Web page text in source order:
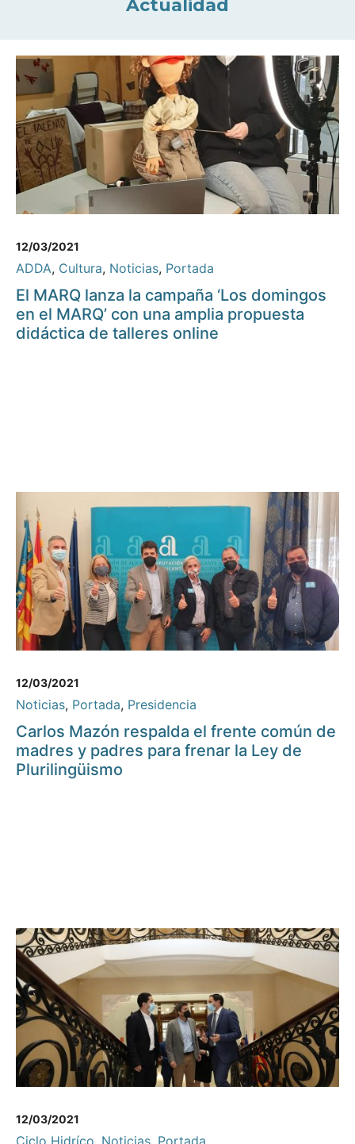
Actualidad
12/03/2021
ADDA, Cultura, Noticias, Portada
El MARQ lanza la campaña ‘Los domingos
en el MARQ’ con una amplia propuesta
didáctica de talleres online
12/03/2021
Noticias, Portada, Presidencia
Carlos Mazón respalda el frente común de
madres y padres para frenar la Ley de
Plurilingüismo
12/03/2021